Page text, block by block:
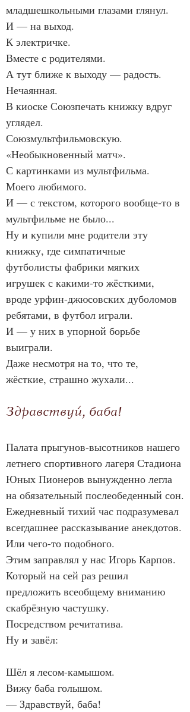
младшешкольными глазами глянул.
И — на выход.
К электричке.
Вместе с родителями.
А тут ближе к выходу — радость.
Нечаянная.
В киоске Союзпечать книжку вдруг
углядел.
Союзмультфильмовскую.
«Необыкновенный матч».
С картинками из мультфильма.
Моего любимого.
И — с текстом, которого вообще-то в
мультфильме не было...
Ну и купили мне родители эту
книжку, где симпатичные
футболисты фабрики мягких
игрушек с какими-то жёсткими,
вроде урфин-джюсовских дуболомов
ребятами, в футбол играли.
И — у них в упорной борьбе
выиграли.
Даже несмотря на то, что те,
жёсткие, страшно жухали...
Здравствуй, баба!
Палата прыгунов-высотников нашего
летнего спортивного лагеря Стадиона
Юных Пионеров вынужденно легла
на обязательный послеобеденный сон.
Ежедневный тихий час подразумевал
всегдашнее рассказывание анекдотов.
Или чего-то подобного.
Этим заправлял у нас Игорь Карпов.
Который на сей раз решил
предложить всеобщему вниманию
скабрёзную частушку.
Посредством речитатива.
Ну и завёл:
Шёл я лесом-камышом.
Вижу баба голышом.
— Здравствуй, баба!